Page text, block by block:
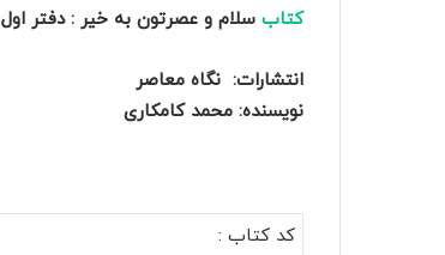
ه
ی
م
کتاب سلام و عصرتون به خیر : دفتر اول
انتشارات: نگاه معاصر
نویسنده: محمد کامکاری
کد کتاب :